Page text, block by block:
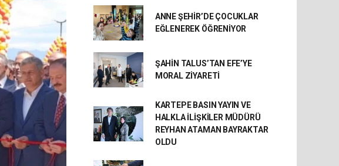
ANNE ŞEHİR’DE ÇOCUKLAR
EĞLENEREK ÖĞRENİYOR
ŞAHİN TALUS’TAN EFE’YE
MORAL ZİYARETİ
KARTEPE BASIN YAYIN VE
HALKLA İLİŞKİLER MÜDÜRÜ
REYHAN ATAMAN BAYRAKTAR
OLDU